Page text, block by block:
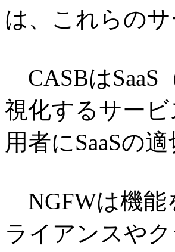
は、これらの
CASBはSaaS
視化するサー
用者にSaaSの
NGFWは機能
ライアンスや